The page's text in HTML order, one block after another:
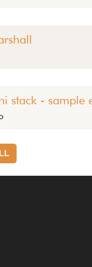
stack - sample